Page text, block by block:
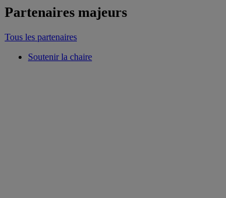
Partenaires majeurs
Tous les partenaires
Soutenir la chaire